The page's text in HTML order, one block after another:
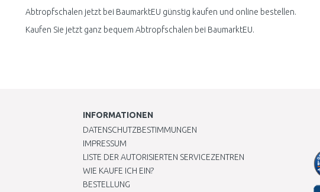
Abtropfschalen jetzt bei BaumarktEU günstig kaufen und online bestellen.
Kaufen Sie jetzt ganz bequem Abtropfschalen bei BaumarktEU.
INFORMATIONEN
DATENSCHUTZBESTIMMUNGEN
IMPRESSUM
LISTE DER AUTORISIERTEN SERVICEZENTREN
WIE KAUFE ICH EIN?
BESTELLUNG